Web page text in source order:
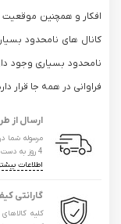
افکار و همچنین
کانال های نامحدود
نامحدود بسیاری وجود
فراوانی در همه جا قرار
ارسال از
4 روز به دست شما خواهد رسید.
اطلاعات بیشتر
گارانتی
کلیه